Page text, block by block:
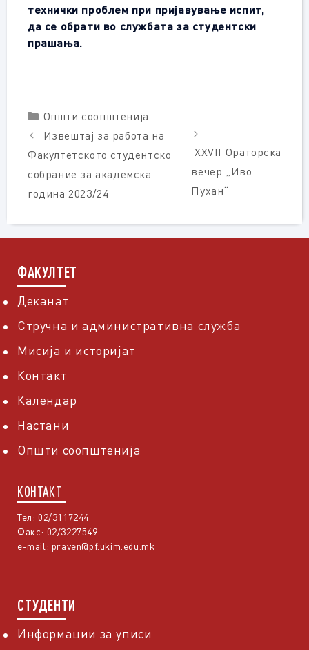
технички проблем при пријавување испит,
да се обрати во службата за студентски
прашања.
Categories
Општи соопштенија
Извештај за работа на
Факултетското студентско
собрание за академска
година 2023/24
XXVII Ораторска
вечер „Иво
Пухан“
ФАКУЛТЕТ
Деканат
Стручна и административна служба
Мисија и историјат
Контакт
Календар
Настани
Општи соопштенија
КОНТАКТ
Тел: 02/3117244
Факс: 02/3227549
e-mail: praven@pf.ukim.edu.mk
СТУДЕНТИ
Информации за уписи